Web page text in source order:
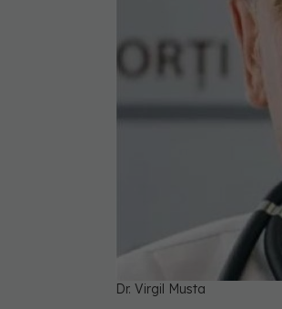
Dr. Virgil Musta